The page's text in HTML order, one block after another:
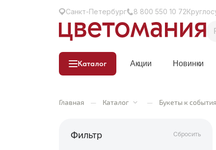
Санкт-Петербург 8 800 550 10 72
Каталог Акции Новинки
Главная — Каталог — Букеты к
Фильтр Сбросить